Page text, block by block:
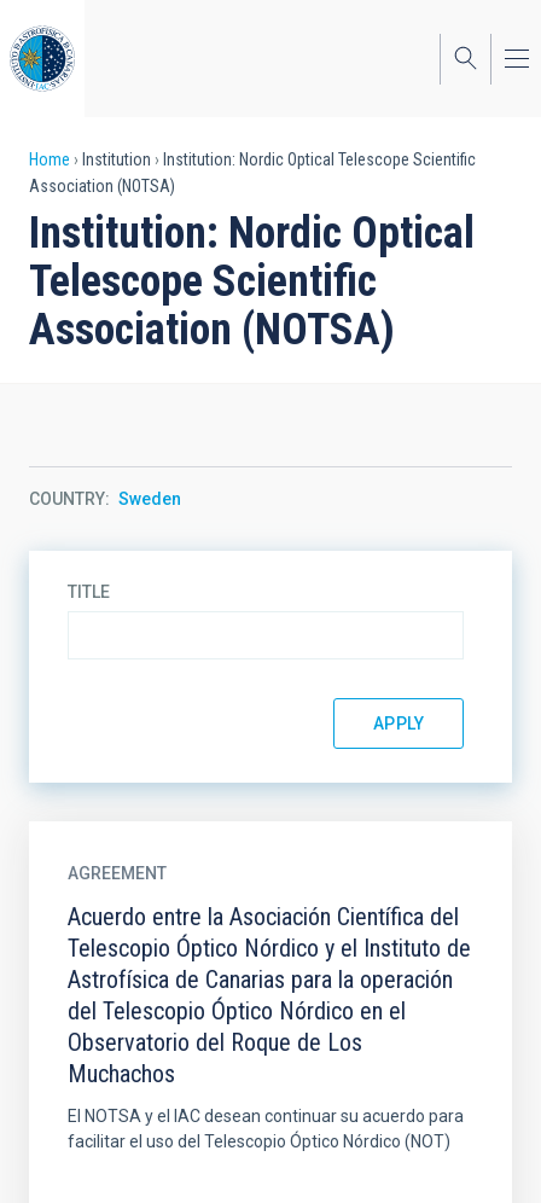
to
main
content
Breadcrumb
Home Institution
Institution: Nordic Optical Telescope Scientific
Association (NOTSA)
Institution: Nordic Optical
Telescope Scientific
Association (NOTSA)
COUNTRY Sweden
TITLE
AGREEMENT
Acuerdo entre la Asociación Científica del
Telescopio Óptico Nórdico y el Instituto de
Astrofísica de Canarias para la operación
del Telescopio Óptico Nórdico en el
Observatorio del Roque de Los
Muchachos
El NOTSA y el IAC desean continuar su acuerdo para
facilitar el uso del Telescopio Óptico Nórdico (NOT)